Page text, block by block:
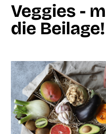
Veggies -
die Beilage!